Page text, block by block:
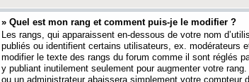
» Quel est mon rang et comment puis-je le modifier ?
Les rangs, qui apparaissent en-dessous de votre nom
publiés ou identifient certains utilisateurs, ex. modérateurs
modifier le texte des rangs du forum comme il sont réglés
y publiant inutilement seulement pour augmenter votre
ou un administrateur abaissera simplement votre compteur